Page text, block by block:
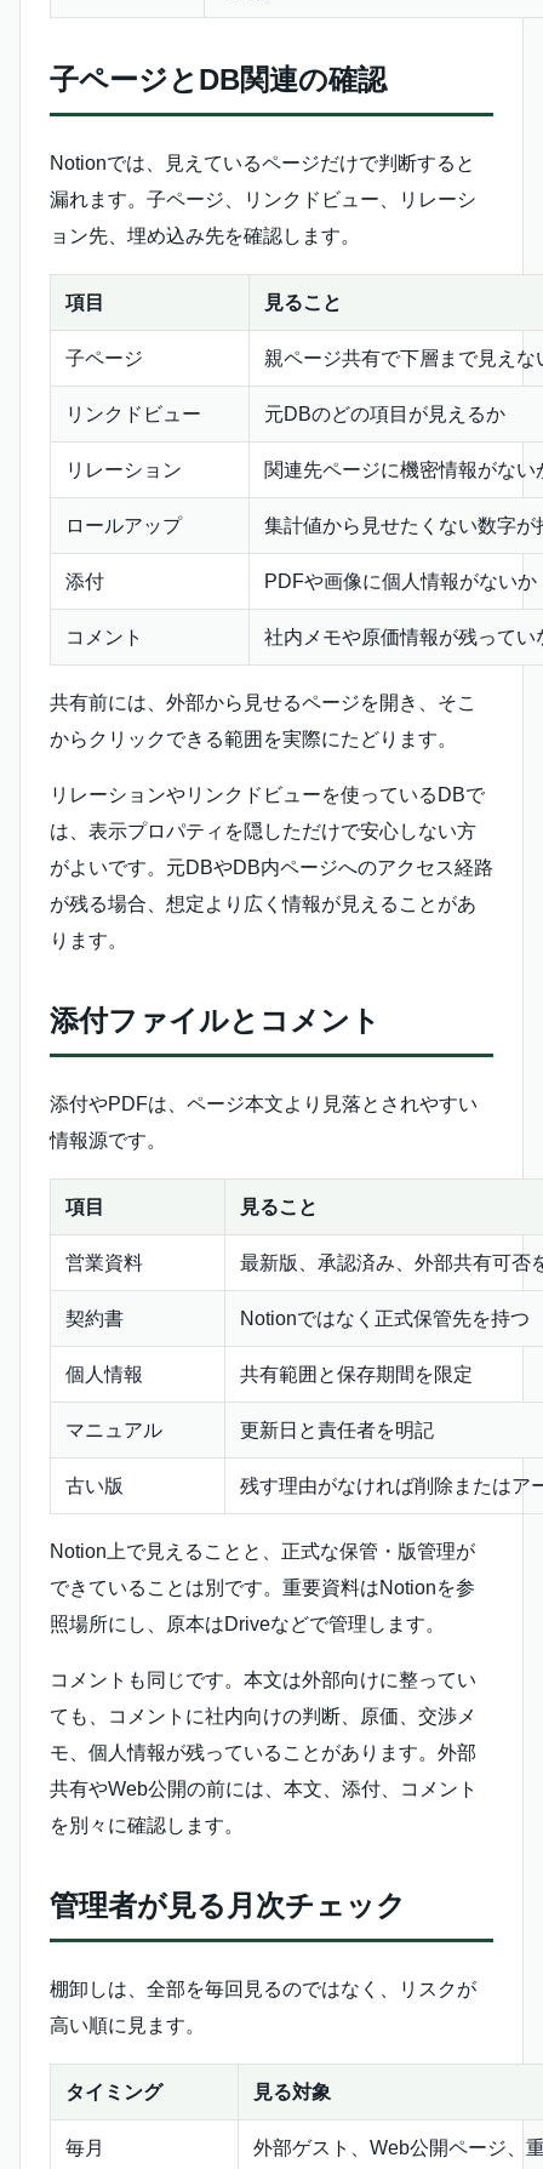
子ページとDB関連の確認
Notionでは、見えているページだけで判断すると
漏れます。子ページ、リンクドビュー、リレーシ
ョン先、埋め込み先を確認します。
項目 見ること
子ページ 親ページ共有で下層まで見えな
リンクドビュー 元DBのどの項目が見えるか
リレーション 関連先ページに機密情報がない
ロールアップ 集計値から見せたくない数字が
添付 PDFや画像に個人情報がないか
コメント 社内メモや原価情報が残ってい
共有前には、外部から見せるページを開き、そこ
からクリックできる範囲を実際にたどります。
リレーションやリンクドビューを使っているDBで
は、表示プロパティを隠しただけで安心しない方
がよいです。元DBやDB内ページへのアクセス経路
が残る場合、想定より広く情報が見えることがあ
ります。
添付ファイルとコメント
添付やPDFは、ページ本文より見落とされやすい
情報源です。
項目 見ること
営業資料 最新版、承認済み、外部共有可否
契約書 Notionではなく正式保管先を持つ
個人情報 共有範囲と保存期間を限定
マニュアル 更新日と責任者を明記
古い版 残す理由がなければ削除またはア
Notion上で見えることと、正式な保管・版管理が
できていることは別です。重要資料はNotionを参
照場所にし、原本はDriveなどで管理します。
コメントも同じです。本文は外部向けに整ってい
ても、コメントに社内向けの判断、原価、交渉メ
モ、個人情報が残っていることがあります。外部
共有やWeb公開の前には、本文、添付、コメント
を別々に確認します。
管理者が見る月次チェック
棚卸しは、全部を毎回見るのではなく、リスクが
高い順に見ます。
タイミング 見る対象
毎月 外部ゲスト、Web公開ページ、